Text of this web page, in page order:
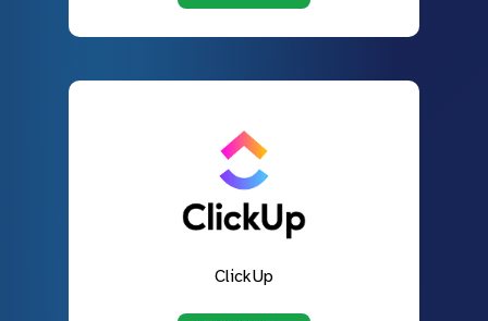
ClickUp